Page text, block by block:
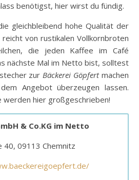
benötigst, hier wirst du fündig.
gleichbleibend hohe Qualität der
von rustikalen Vollkornbroten
die jeden Kaffee im Café
nächste Mal im Netto bist, solltest
zurBäckerei Göpfertmachen
Angebot überzeugen lassen.
werden hier großgeschrieben!
& Co.KG im Netto
40, 09113 Chemnitz